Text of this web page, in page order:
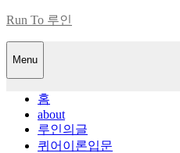
Skip
content
Run To 루인
Menu
홈
about
루인의글
퀴어이론입문